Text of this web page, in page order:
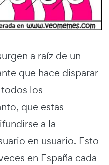
a raíz de un
que hace disparar
los
que estas
a la
en usuario. Esto
en España cada